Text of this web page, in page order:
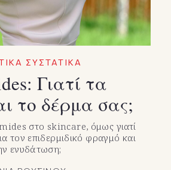
ΣΥΣΤΑΤΙΚΑ
Γιατί τα
το δέρμα σας;
στο skincare, όμως γιατί
τον επιδερμιδικό φραγμό και
ενυδάτωση;